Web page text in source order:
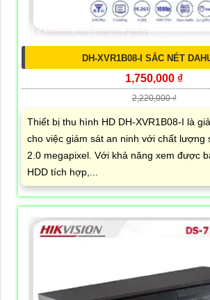
DH-XVR1B08-I SẮC NÉT
1,750,000 ₫
2,220,000 ₫
Thiết bị thu hình HD DH-XVR1B08-I là
cho việc giám sát an ninh với chất lượng
2.0 megapixel. Với khả năng xem được
HDD tích hợp,...